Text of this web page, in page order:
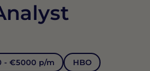
- €5000 p/m HBO